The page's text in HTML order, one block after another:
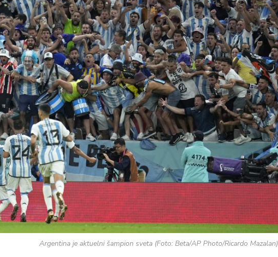
Argentina je aktuelni šampion sveta (Foto: Beta/AP Photo/Ricardo Mazalan)